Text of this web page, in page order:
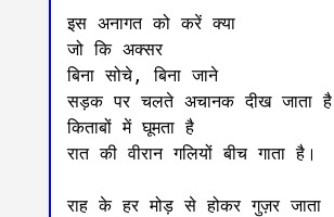
इस अनागत को करें क्या
जो कि अक्सर
बिना सोचे, बिना जाने
सड़क पर चलते अचानक दीख जाता है
किताबों में घूमता है
रात की वीरान गलियों बीच गाता है।
राह के हर मोड़ से होकर गुज़र जाता